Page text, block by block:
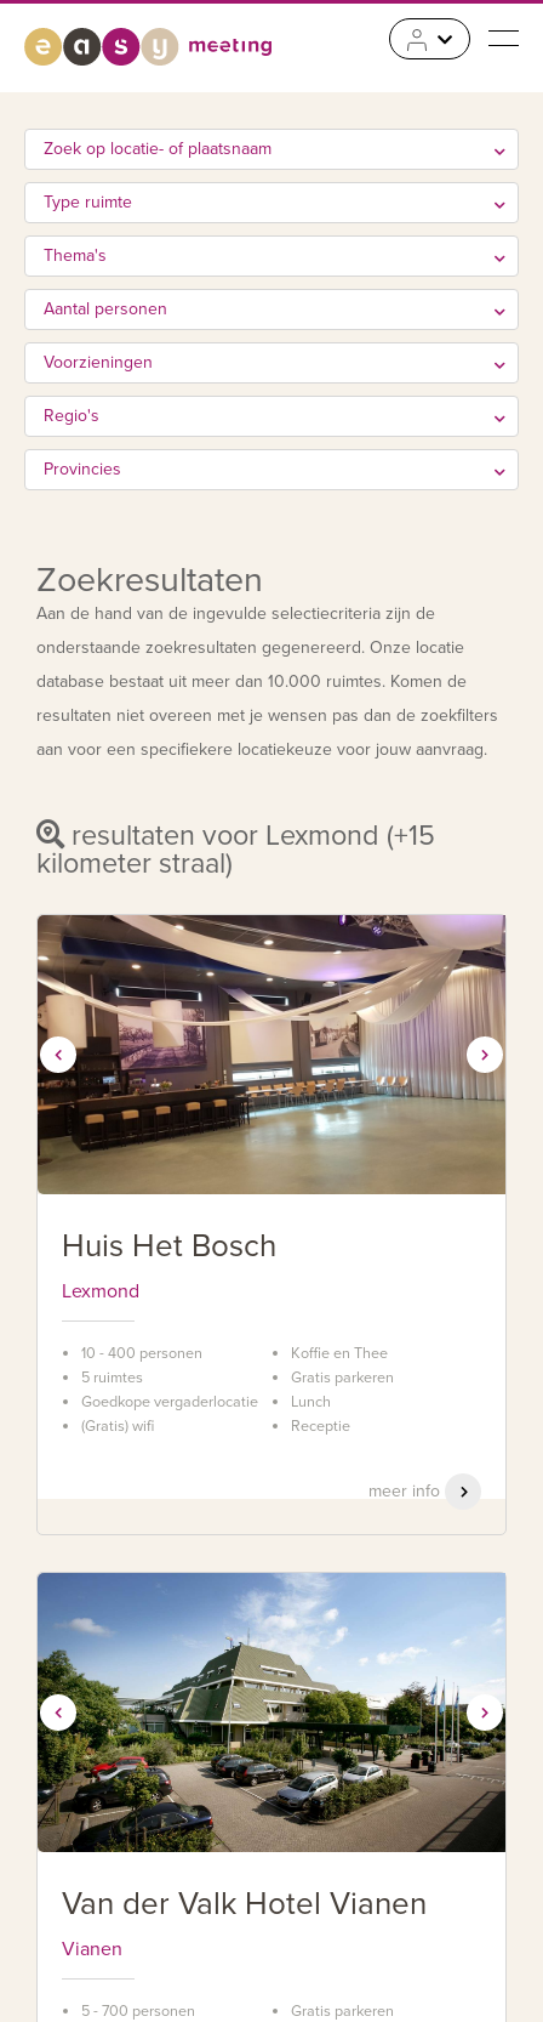
Zoek op locatie- of plaatsnaam
Type ruimte
Thema's
Aantal personen
Voorzieningen
Regio's
Provincies
Zoekresultaten
Aan de hand van de ingevulde selectiecriteria zijn de
onderstaande zoekresultaten gegenereerd. Onze locatie
database bestaat uit meer dan 10.000 ruimtes. Komen de
resultaten niet overeen met je wensen pas dan de zoekfilters
aan voor een specifiekere locatiekeuze voor jouw aanvraag.
resultaten voor Lexmond (+15
kilometer straal)
Huis Het Bosch
Lexmond
10 - 400 personen
5 ruimtes
Goedkope vergaderlocatie
(Gratis) wifi
Koffie en Thee
Gratis parkeren
Lunch
Receptie
meer info
Van der Valk Hotel Vianen
Vianen
5 - 700 personen
Gratis parkeren